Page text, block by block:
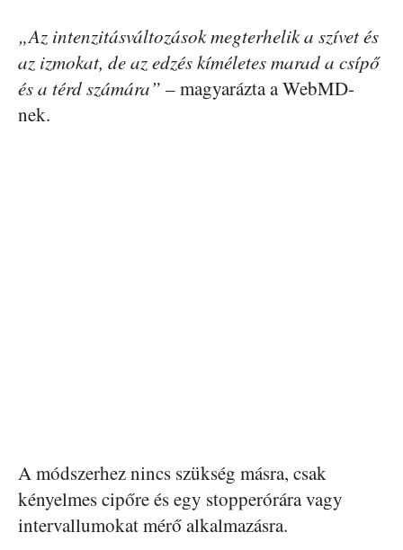
„Az intenzitásváltozások megterhelik a szívet és
az izmokat, de az edzés kíméletes marad a csípő
és a térd számára” – magyarázta a WebMD-
nek.
A módszerhez nincs szükség másra, csak
kényelmes cipőre és egy stopperórára vagy
intervallumokat mérő alkalmazásra.